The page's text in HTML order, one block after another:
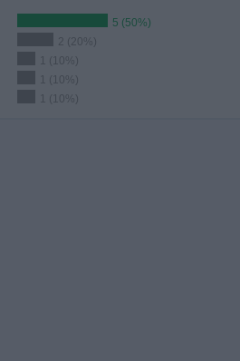
5 (50%)
2 (20%)
1 (10%)
1 (10%)
1 (10%)